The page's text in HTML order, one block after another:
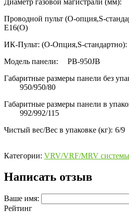
Проводной пульт (O-опция,S-
E16(O)
ИК-Пульт: (O-Опция,S-стандартно):
Модель панели:
PB-950JB
Габаритные размеры панели без
950/950/80
Габаритные размеры панели в
992/992/115
Чистый вес/Вес в упаковке (кг): 6/9
Категории: VRV/VRF/MRV системы
Написать отзыв
Ваше имя:
Рейтинг